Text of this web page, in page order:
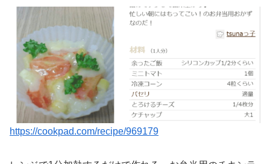
https://cookpad.com/recipe/969179